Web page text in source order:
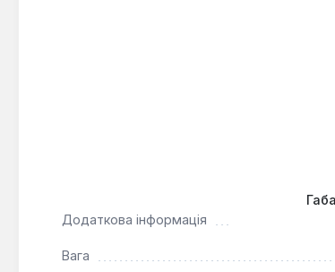
Додаткова інформація
Вага